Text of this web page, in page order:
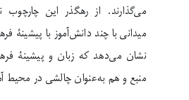
می‌گذارند. از رهگذر این
میدانی با چند دانش‌آموز با پیشینۀ
نشان می‌دهد که زبان و پیشینۀ
منبع و هم به‌عنوان چالشی در محیط